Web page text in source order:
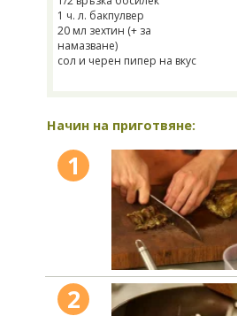
1 ч. л. бакпулвер
20 мл зехтин (+ за
намазване)
сол и черен пипер на вкус
Начин на приготвяне:
1
2